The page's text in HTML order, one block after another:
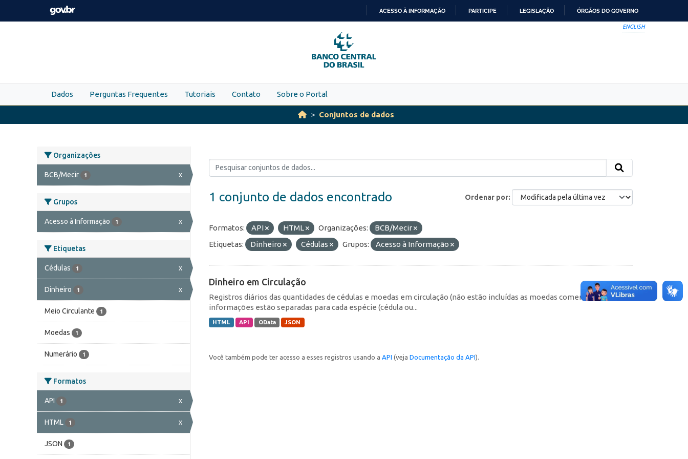
Skip to main content
PARA
O
CONTEÚDO
ACESSO À INFORMAÇÃO PARTICIPE LEGISLAÇÃO ÓRGÃOS DO GOVERNO
ENGLISH
Dados Perguntas Frequentes Tutoriais Contato Sobre o Portal
Conjuntos de dados
Organizações
BCB/Mecir 1 x
Grupos
Acesso à Informação 1 x
Etiquetas
Cédulas 1 x
Dinheiro 1 x
Meio Circulante 1
Moedas 1
Numerário 1
Formatos
API 1 x
HTML 1 x
JSON 1
Ordenar por
1 conjunto de dados encontrado
Formatos: API HTML Organizações:
BCB/Mecir
Etiquetas:
Dinheiro Cédulas Grupos: Acesso à Informação
Dinheiro em Circulação
Registros diários das quantidades de cédulas e moedas em circulação (não estão incluídas as moedas comemorativas). As
informações estão separadas para cada espécie (cédula ou...
HTML API OData JSON
Você também pode ter acesso a esses registros usando a API (veja Documentação da API).